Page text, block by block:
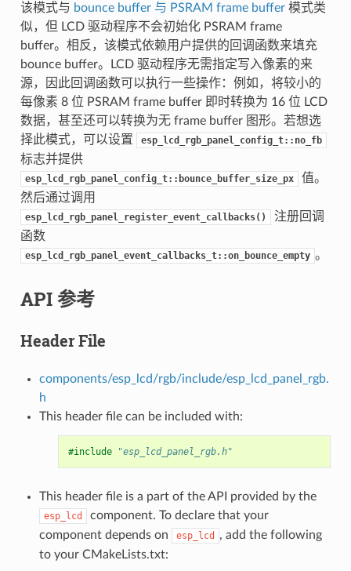
该模式与 bounce buffer 与 PSRAM frame buffer模式类
似，但 LCD 驱动程序不会初始化 PSRAM frame
buffer。相反，该模式依赖用户提供的回调函数来填充
bounce buffer。LCD 驱动程序无需指定写入像素的来
源，因此回调函数可以执行一些操作：例如，将较小的
每像素 8 位 PSRAM frame buffer 即时转换为 16 位 LCD
数据，甚至还可以转换为无 frame buffer 图形。若想选
择此模式，可以设置
esp_lcd_rgb_panel_config_t::no_fb
标志并提供
esp_lcd_rgb_panel_config_t::bounce_buffer_size_px
值。
然后通过调用
esp_lcd_rgb_panel_register_event_callbacks()
注册回调
函数
esp_lcd_rgb_panel_event_callbacks_t::on_bounce_empty 。
API 参考
Header File
components/esp_lcd/rgb/include/esp_lcd_panel_rgb.
h
This header file can be included with:
#include "esp_lcd_panel_rgb.h"
This header file is a part of the API provided by the
esp_lcd
component. To declare that your
component depends on
esp_lcd
, add the following
to your CMakeLists.txt: